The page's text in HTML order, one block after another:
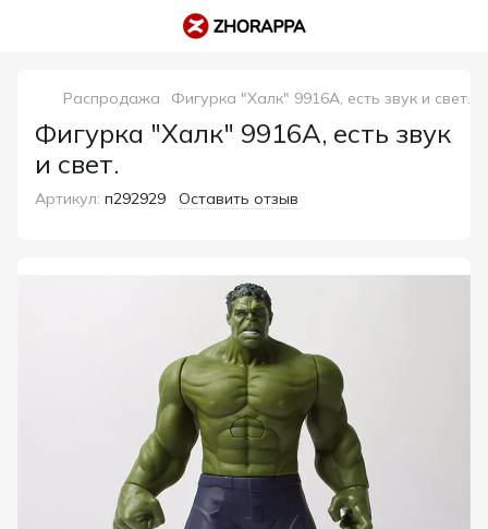
Распродажа Фигурка "Халк" 9916A, есть звук и свет.
Фигурка "Халк" 9916A, есть звук
и свет.
Артикул: п292929 Оставить отзыв